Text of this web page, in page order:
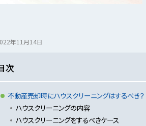
年11月14日
次
不動産売却時にハウスクリーニングはするべき？
ハウスクリーニングの内容
ハウスクリーニングをするべきケース